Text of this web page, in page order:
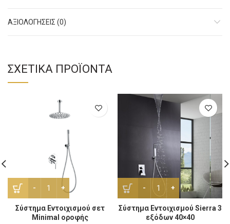
ΑΞΙΟΛΟΓΉΣΕΙΣ (0)
ΣΧΕΤΙΚΆ ΠΡΟΪΌΝΤΑ
Σύστημα Εντοιχισμού σετ Minimal οροφής ποσότητα
Σύστημα Εντοιχισμού σετ
Minimal οροφής
Σύστημα Εντοιχισμού
Σύστημα Εντοιχισμού Sierra 3
εξόδων 40×40